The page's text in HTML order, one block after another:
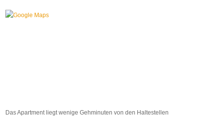
Das Apartment liegt wenige Gehminuten von den Haltestellen